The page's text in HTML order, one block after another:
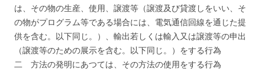
は、その物の生産、使用、譲渡等（譲渡及び貸渡しをいい、そ
の物がプログラム等である場合には、電気通信回線を通じた提
供を含む。以下同じ。）、輸出若しくは輸入又は譲渡等の申出
（譲渡等のための展示を含む。以下同じ。）をする行為
二 方法の発明にあつては、その方法の使用をする行為